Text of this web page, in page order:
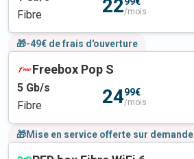
Fibre
22/mois
🎁-49€ de frais d'ouverture
Freebox Pop S
5 Gb/s
Fibre
2499€
/mois
🎁Mise en service offerte sur demande